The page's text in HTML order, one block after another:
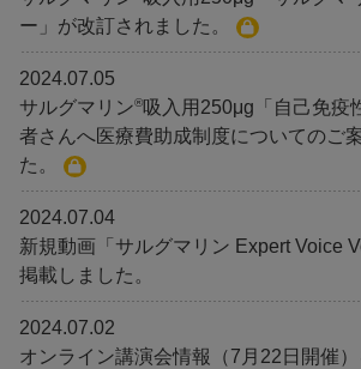
ー」が改訂されました。
2024.07.05
サルグマリン®吸入用250μg「自己免疫
者さんへ医療費助成制度についてのご
た。
2024.07.04
新規動画「サルグマリン Expert Voice
掲載しました。
2024.07.02
オンライン講演会情報（7月22日開催）